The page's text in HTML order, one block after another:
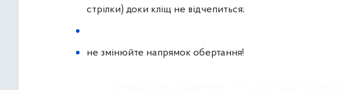
стрілки) доки кліщ не відчепиться;
не змінюйте напрямок обертання!